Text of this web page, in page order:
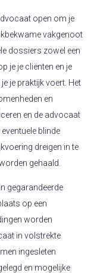
open om je
vakgenoot
dossiers zowel een
je je cliënten en je
je praktijk voert. Het
en
en de advocaat
blinde
dreigen in te
gehaald.
gegarandeerde
op een
worden
in volstrekte
ingesleten
en mogelijke